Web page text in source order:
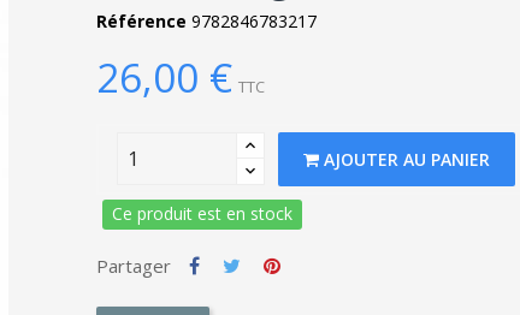
Référence 9782846783217
26,00 € TTC
AJOUTER AU PANIER
Ce produit est en stock
Partager